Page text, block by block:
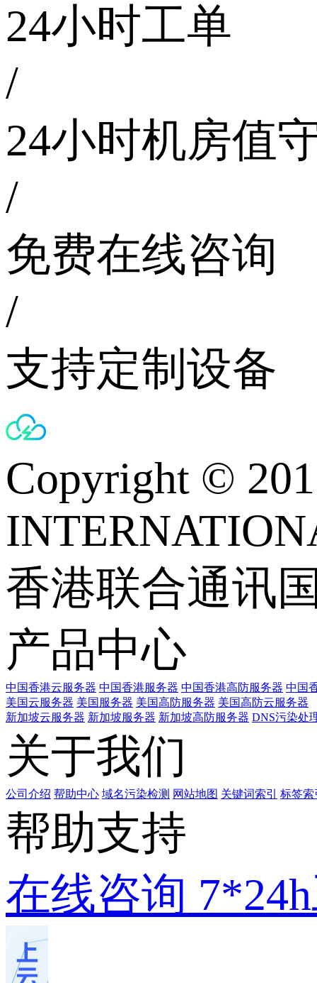
24小时工单
/
24小时机房值
/
免费在线咨询
/
支持定制设备
Copyright ©
香港联合通讯
产品中心
中国香港云服务器 中国香港服务器 中国香港高防服务器 中国
美国云服务器 美国服务器 美国高防服务器 美国高防云服务器
新加坡云服务器 新加坡服务器 新加坡高防服务器 DNS污染处
关于我们
公司介绍 帮助中心 域名污染检测 网站地图 关键词索引 标签索
帮助支持
在线咨询